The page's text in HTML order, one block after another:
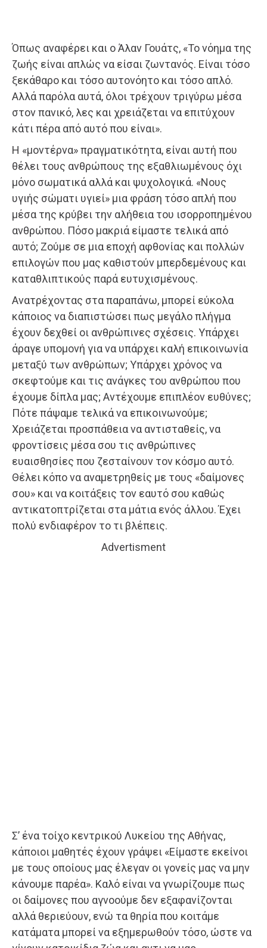
Όπως αναφέρει και ο Άλαν Γουάτς, «Το νόημα της
ζωής είναι απλώς να είσαι ζωντανός. Είναι τόσο
ξεκάθαρο και τόσο αυτονόητο και τόσο απλό.
Αλλά παρόλα αυτά, όλοι τρέχουν τριγύρω μέσα
στον πανικό, λες και χρειάζεται να επιτύχουν
κάτι πέρα από αυτό που είναι».
Η «μοντέρνα» πραγματικότητα, είναι αυτή που
θέλει τους ανθρώπους της εξαθλιωμένους όχι
μόνο σωματικά αλλά και ψυχολογικά. «Νους
υγιής σώματι υγιεί» μια φράση τόσο απλή που
μέσα της κρύβει την αλήθεια του ισορροπημένου
ανθρώπου. Πόσο μακριά είμαστε τελικά από
αυτό; Ζούμε σε μια εποχή αφθονίας και πολλών
επιλογών που μας καθιστούν μπερδεμένους και
καταθλιπτικούς παρά ευτυχισμένους.
Ανατρέχοντας στα παραπάνω, μπορεί εύκολα
κάποιος να διαπιστώσει πως μεγάλο πλήγμα
έχουν δεχθεί οι ανθρώπινες σχέσεις. Υπάρχει
άραγε υπομονή για να υπάρχει καλή επικοινωνία
μεταξύ των ανθρώπων; Υπάρχει χρόνος να
σκεφτούμε και τις ανάγκες του ανθρώπου που
έχουμε δίπλα μας; Αντέχουμε επιπλέον ευθύνες;
Πότε πάψαμε τελικά να επικοινωνούμε;
Χρειάζεται προσπάθεια να αντισταθείς, να
φροντίσεις μέσα σου τις ανθρώπινες
ευαισθησίες που ζεσταίνουν τον κόσμο αυτό.
Θέλει κόπο να αναμετρηθείς με τους «δαίμονες
σου» και να κοιτάξεις τον εαυτό σου καθώς
αντικατοπτρίζεται στα μάτια ενός άλλου. Έχει
πολύ ενδιαφέρον το τι βλέπεις.
Advertisment
Σ’ ένα τοίχο κεντρικού Λυκείου της Αθήνας,
κάποιοι μαθητές έχουν γράψει «Είμαστε εκείνοι
με τους οποίους μας έλεγαν οι γονείς μας να μην
κάνουμε παρέα». Καλό είναι να γνωρίζουμε πως
οι δαίμονες που αγνοούμε δεν εξαφανίζονται
αλλά θεριεύουν, ενώ τα θηρία που κοιτάμε
κατάματα μπορεί να εξημερωθούν τόσο, ώστε να